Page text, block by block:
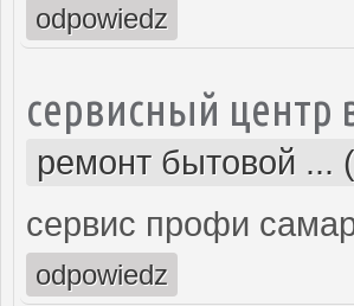
odpowiedz
сервисный центр
ремонт бытовой ...
сервис профи
odpowiedz